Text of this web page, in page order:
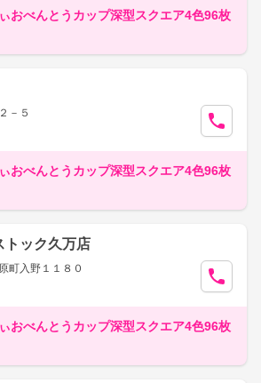
おべんとうカップ深型スクエア4色96枚
－５
おべんとうカップ深型スクエア4色96枚
トック久万店
町入野１１８０
おべんとうカップ深型スクエア4色96枚